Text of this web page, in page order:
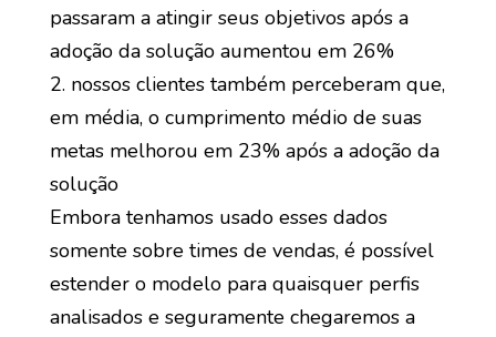
passaram a atingir seus objetivos após a
adoção da solução aumentou em 26%
2. nossos clientes também perceberam que,
em média, o cumprimento médio de suas
metas melhorou em 23% após a adoção da
solução
Embora tenhamos usado esses dados
somente sobre times de vendas, é possível
estender o modelo para quaisquer perfis
analisados e seguramente chegaremos a